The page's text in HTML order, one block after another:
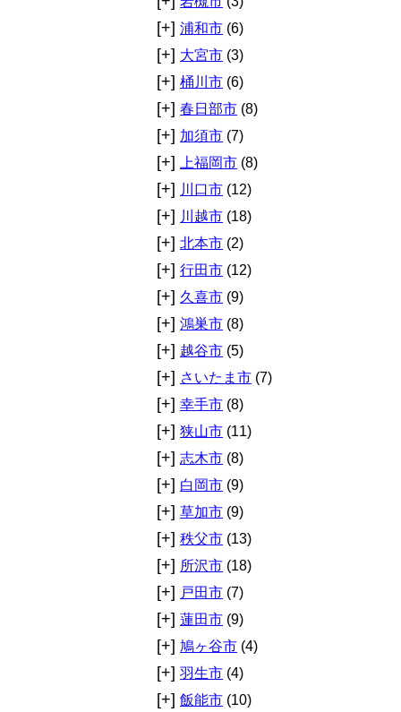
[+] 浦和市 (6)
[+] 大宮市 (3)
[+] 桶川市 (6)
[+] 春日部市 (8)
[+] 加須市 (7)
[+] 上福岡市 (8)
[+] 川口市 (12)
[+] 川越市 (18)
[+] 北本市 (2)
[+] 行田市 (12)
[+] 久喜市 (9)
[+] 鴻巣市 (8)
[+] 越谷市 (5)
[+] さいたま市 (7)
[+] 幸手市 (8)
[+] 狭山市 (11)
[+] 志木市 (8)
[+] 白岡市 (9)
[+] 草加市 (9)
[+] 秩父市 (13)
[+] 所沢市 (18)
[+] 戸田市 (7)
[+] 蓮田市 (9)
[+] 鳩ヶ谷市 (4)
[+] 羽生市 (4)
[+] 飯能市 (10)